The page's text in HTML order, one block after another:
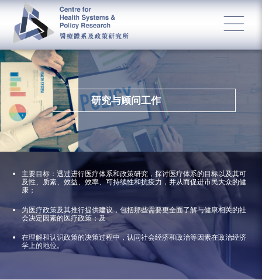
研究与顾问工作
主要目标：透过进行医疗体系和政策研究，探讨医疗体系的目标以及其可
及性、质素、效益、效率、可持续性和抗疫力，并从而促进市民大众的健
康；
为医疗政策及其推行提供建议，包括那些需要更全面了解与健康相关的社
会决定因素的医疗政策；及
在理解和认识政策的决策过程中，认同社会经济和政治等因素在政治经济
学上的地位。